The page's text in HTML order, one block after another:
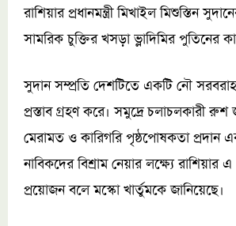
রাশিয়ার প্রধানমন্ত্রী মিখাইল মিশুস্তিন
সামরিক চুক্তির খসড়া ভ্লাদিমির পুতিনের
সুদান সম্প্রতি দেশটিতে একটি নৌ
প্রস্তাব গ্রহণ করে। সমুদ্রে চলাচলকারী
মেরামত ও কারিগরি পৃষ্ঠপোষকতা প্রদান
নাবিকদের বিশ্রাম নেয়ার লক্ষ্যে রাশিয়ার
প্রয়োজন বলে মস্কো খার্তুমকে জানিয়েছে।